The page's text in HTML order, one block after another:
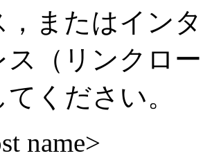
，またはイン
ス（リンクロ
てください。
name>